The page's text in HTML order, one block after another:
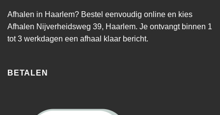
Afhalen in Haarlem? Bestel eenvoudig online en kies
Afhalen Nijverheidsweg 39, Haarlem. Je ontvangt binnen 1
tot 3 werkdagen een afhaal klaar bericht.
BETALEN